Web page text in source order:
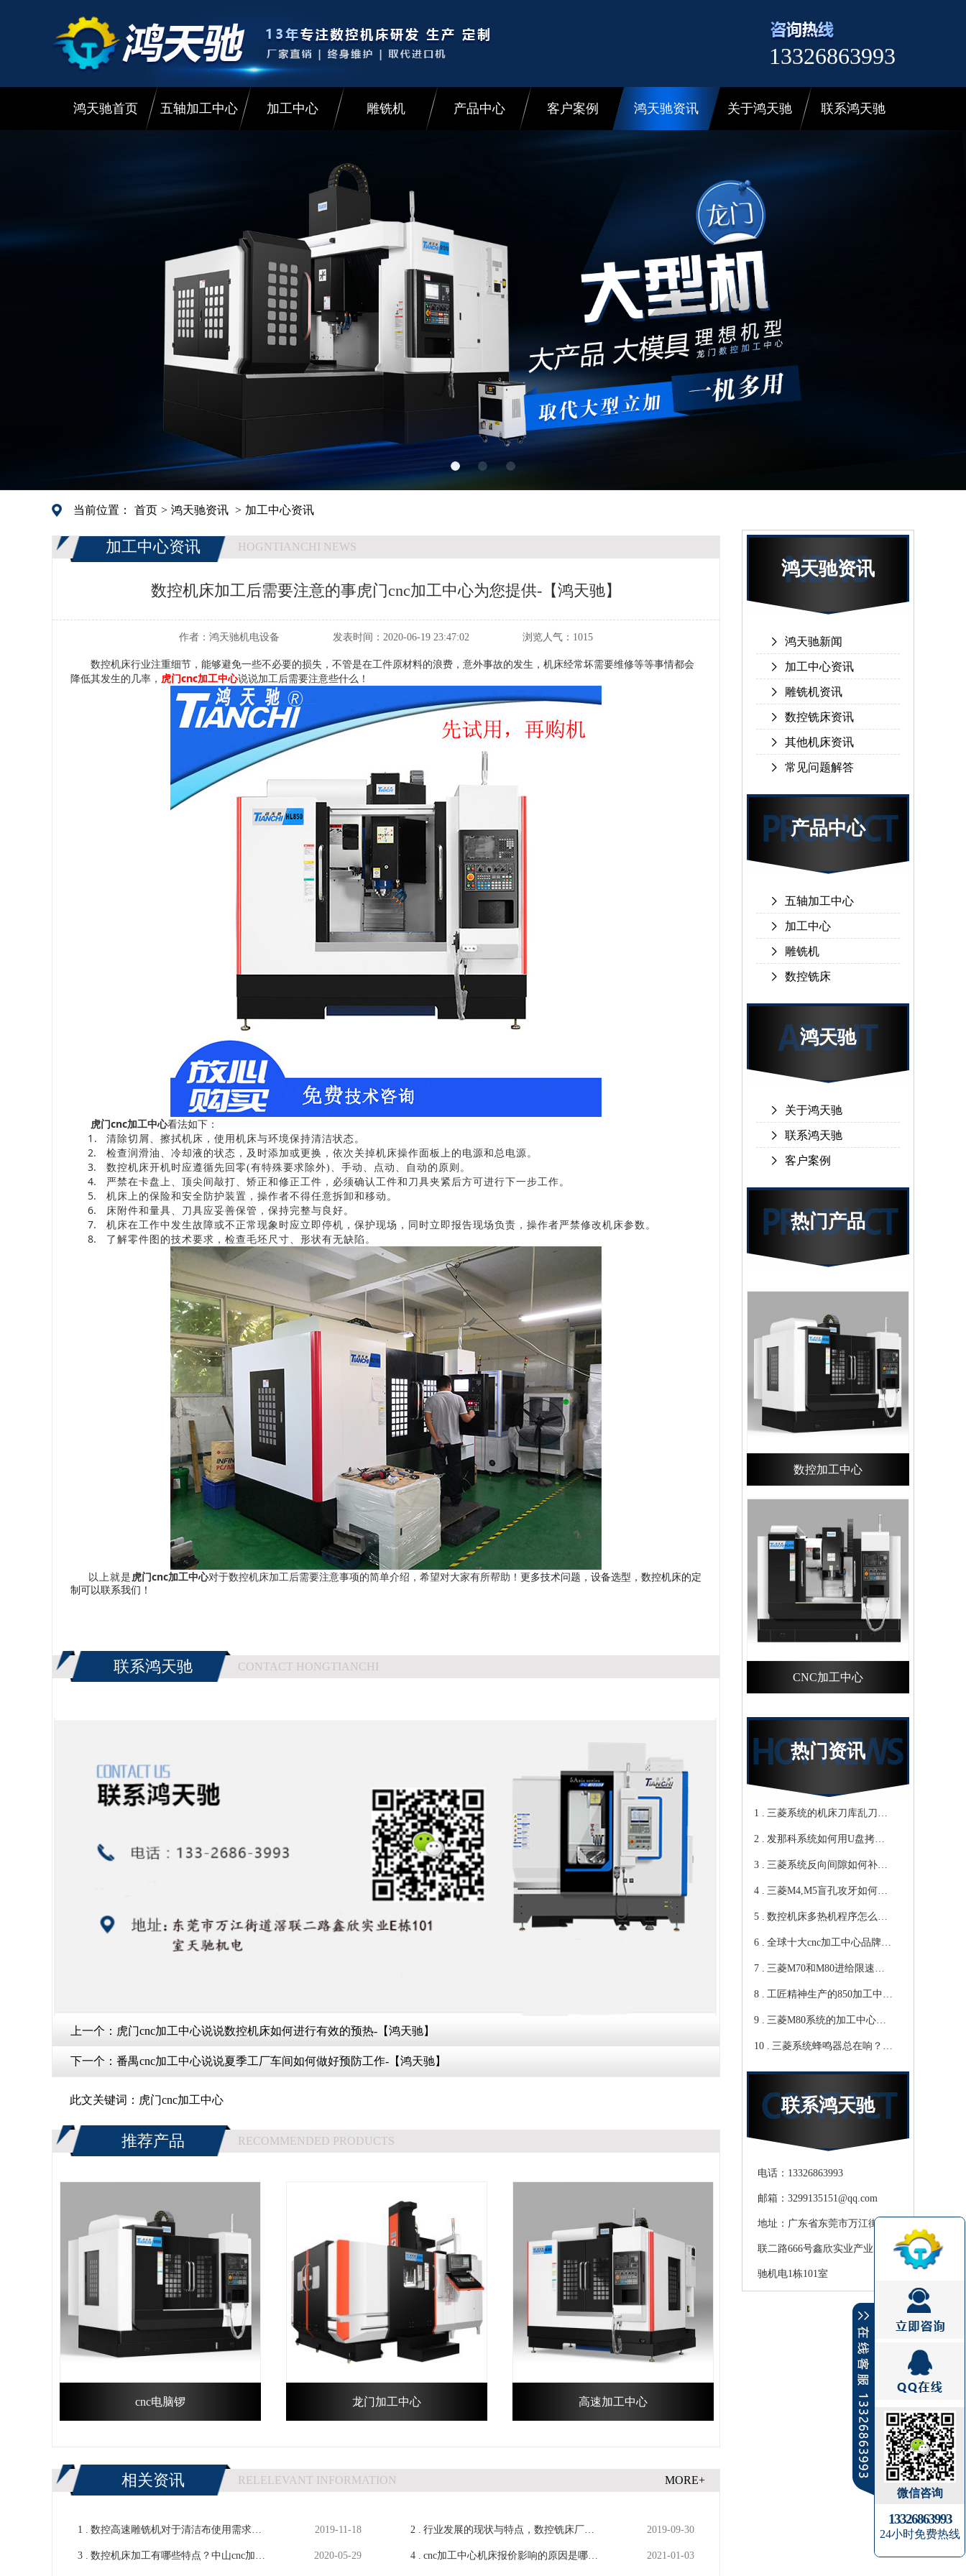
13326863993
鸿天驰首页 五轴加工中心 加工中心 雕铣机 产品中心 客户案例 鸿天驰资讯 关于鸿天驰 联系鸿天驰
当前位置： 首页 > 鸿天驰资讯 > 加工中心资讯
加工中心资讯 HOGNTIANCHI NEWS
数控机床加工后需要注意的事虎门cnc加工中心为您提供-【鸿天驰】
作者： 鸿天驰机电设备 发表时间： 2020-06-19 23:47:02 浏览人气： 1015
数控机床行业注重细节，能够避免一些不必要的损失，不管是在工件原材料的浪费，意外事故的发生，机床经常坏需要维修等等事情都会
降低其发生的几率， 虎门cnc加工中心说说加工后需要注意些什么！
虎门cnc加工中心看法如下：
1. 清除切屑、擦拭机床，使用机床与环境保持清洁状态 。
2. 检查润滑油、冷却液的状态，及时添加或更换，依次关掉机床操作面板上的电源和总电源。
3. 数控机床开机时应遵循先回零(有特殊要求除外) 、手动、点动、自动的原则。
4. 严禁在卡盘上、顶尖间敲打、矫正和修正工件，必须确认工件和刀具夹紧后方可进行下一步工作 。
5. 机床上的保险和安全防护装置，操作者不得任意拆卸和移动 。
6. 床附件和量具、刀具应妥善保管，保持完整与良好 。
7. 机床在工作中发生故障或不正常现象时应立即停机，保护现场，同时立即报告现场负责，操作者严禁修改机床参数。
8. 了解零件图的技术要求，检查毛坯尺寸、形状有无缺陷。
以上就是 虎门cnc加工中心对于数控机床加工后需要注意事项的简单介绍，希望对大家有所帮助！ 更多技术问题，设备选型，数控机床的定
制可以联系我们！
联系鸿天驰 CONTACT HONGTIANCHI
上一个： 虎门cnc加工中心说说数控机床如何进行有效的预热-【鸿天驰】
下一个： 番禺cnc加工中心说说夏季工厂车间如何做好预防工作-【鸿天驰】
此文关键词： 虎门cnc加工中心
推荐产品 RECOMMENDED PRODUCTS
cnc电脑锣 龙门加工中心 高速加工中心
相关资讯 RELELEVANT INFORMATION MORE+
1 . 数控高速雕铣机对于清洁布使用需求以
及要点-【鸿天驰】
2019-11-18 2 . 行业发展的现状与特点，数控铣床厂家
的坚持-【鸿天驰】
2019-09-30
3 . 数控机床加工有哪些特点？中山cnc加工 2020-05-29 4 . cnc加工中心机床报价影响的原因是哪些 2021-01-03
鸿天驰资讯
鸿天驰新闻
加工中心资讯
雕铣机资讯
数控铣床资讯
其他机床资讯
常见问题解答
产品中心
五轴加工中心
加工中心
雕铣机
数控铣床
鸿天驰
关于鸿天驰
联系鸿天驰
客户案例
热门产品
数控加工中心
CNC加工中心
热门资讯
1 . 三菱系统的机床刀库乱刀，
CNC加工中心厂家教你轻松
归零-鸿天驰
2 . 发那科系统如何用U盘拷贝
加工程序？cnc立式加工中心
教你-鸿天驰
3 . 三菱系统反向间隙如何补
偿，数控cnc加工中心厂家来
教你-鸿天驰
4 . 三菱M4,M5盲孔攻牙如何设
转速和进给？高速cnc加工中
心教你-鸿天驰
5 . 数控机床多热机程序怎么
写？Cnc雕铣机厂家教你-鸿
天驰
6 . 全球十大cnc加工中心品牌，
你知道那些？-【鸿天驰】
7 . 三菱M70和M80进给限速该
修改哪个参数?鸿天驰高速
CNC机床厂家教你
8 . 工匠精神生产的850加工中
心,精度可达0.01mm 就选-
[鸿天驰]
9 . 三菱M80系统的加工中心无
程序报警怎么处理，CNC雕
铣机厂家教你
10 . 三菱系统蜂鸣器总在响？鸿
天驰850加工中心厂家教你关
掉它联系鸿天驰
电话：13326863993
邮箱：3299135151@qq.com
地址：广东省东莞市万江街道滘
联二路666号鑫欣实业产业园天
驰机电1栋101室
微信咨询
13326863993
24小时免费热线